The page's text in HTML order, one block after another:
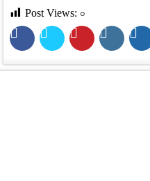
Post Views: ০